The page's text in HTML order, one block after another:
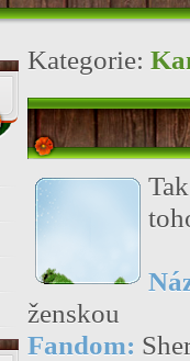
Kategorie:
ženskou
Fandom: